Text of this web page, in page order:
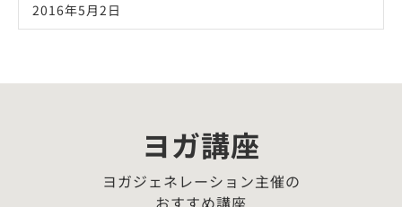
2016年5月2日
ヨガ講座
ヨガジェネレーション主催の
おすすめ講座